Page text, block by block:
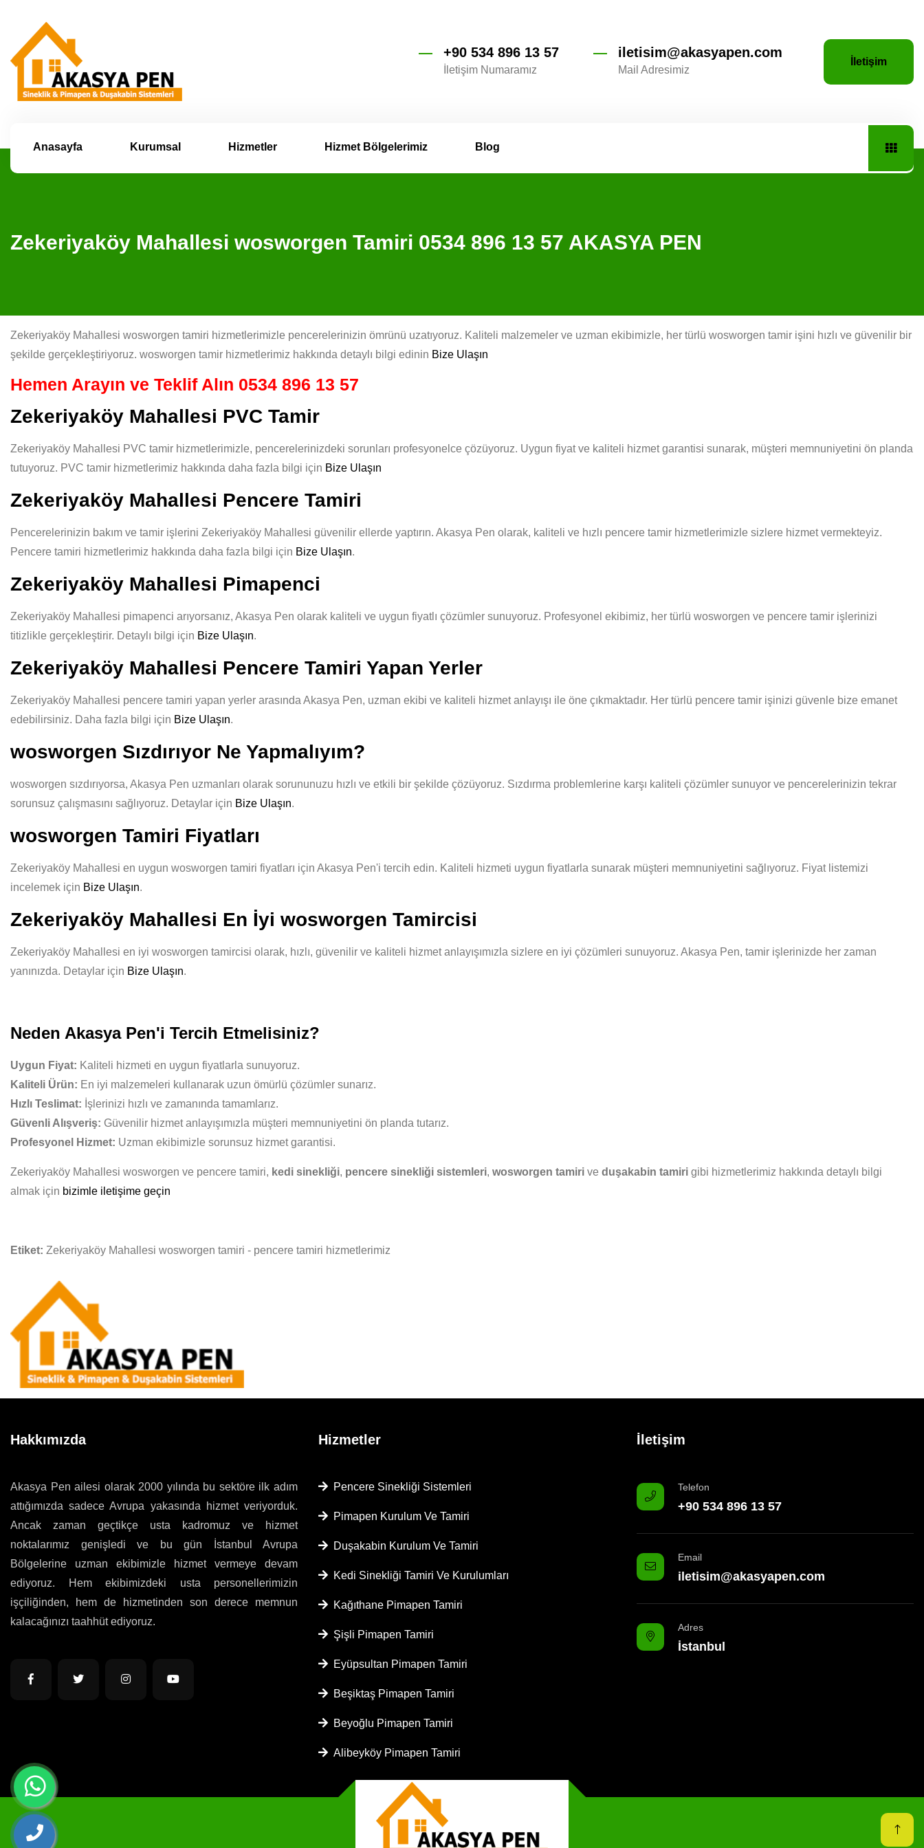
+90 534 896 13 57
İletişim Numaramız
iletisim@akasyapen.com
Mail Adresimiz
İletişim
Anasayfa Kurumsal Hizmetler Hizmet Bölgelerimiz Blog
Zekeriyaköy Mahallesi wosworgen Tamiri 0534 896 13 57 AKASYA PEN
Zekeriyaköy Mahallesi wosworgen tamiri hizmetlerimizle pencerelerinizin ömrünü uzatıyoruz. Kaliteli malzemeler ve uzman ekibimizle, her türlü wosworgen tamir işini hızlı ve güvenilir bir
şekilde gerçekleştiriyoruz. wosworgen tamir hizmetlerimiz hakkında detaylı bilgi edinin Bize Ulaşın
Hemen Arayın ve Teklif Alın 0534 896 13 57
Zekeriyaköy Mahallesi PVC Tamir
Zekeriyaköy Mahallesi PVC tamir hizmetlerimizle, pencerelerinizdeki sorunları profesyonelce çözüyoruz. Uygun fiyat ve kaliteli hizmet garantisi sunarak, müşteri memnuniyetini ön planda
tutuyoruz. PVC tamir hizmetlerimiz hakkında daha fazla bilgi için Bize Ulaşın
Zekeriyaköy Mahallesi Pencere Tamiri
Pencerelerinizin bakım ve tamir işlerini Zekeriyaköy Mahallesi güvenilir ellerde yaptırın. Akasya Pen olarak, kaliteli ve hızlı pencere tamir hizmetlerimizle sizlere hizmet vermekteyiz.
Pencere tamiri hizmetlerimiz hakkında daha fazla bilgi için Bize Ulaşın.
Zekeriyaköy Mahallesi Pimapenci
Zekeriyaköy Mahallesi pimapenci arıyorsanız, Akasya Pen olarak kaliteli ve uygun fiyatlı çözümler sunuyoruz. Profesyonel ekibimiz, her türlü wosworgen ve pencere tamir işlerinizi
titizlikle gerçekleştirir. Detaylı bilgi için Bize Ulaşın.
Zekeriyaköy Mahallesi Pencere Tamiri Yapan Yerler
Zekeriyaköy Mahallesi pencere tamiri yapan yerler arasında Akasya Pen, uzman ekibi ve kaliteli hizmet anlayışı ile öne çıkmaktadır. Her türlü pencere tamir işinizi güvenle bize emanet
edebilirsiniz. Daha fazla bilgi için Bize Ulaşın.
wosworgen Sızdırıyor Ne Yapmalıyım?
wosworgen sızdırıyorsa, Akasya Pen uzmanları olarak sorununuzu hızlı ve etkili bir şekilde çözüyoruz. Sızdırma problemlerine karşı kaliteli çözümler sunuyor ve pencerelerinizin tekrar
sorunsuz çalışmasını sağlıyoruz. Detaylar için Bize Ulaşın.
wosworgen Tamiri Fiyatları
Zekeriyaköy Mahallesi en uygun wosworgen tamiri fiyatları için Akasya Pen'i tercih edin. Kaliteli hizmeti uygun fiyatlarla sunarak müşteri memnuniyetini sağlıyoruz. Fiyat listemizi
incelemek için Bize Ulaşın.
Zekeriyaköy Mahallesi En İyi wosworgen Tamircisi
Zekeriyaköy Mahallesi en iyi wosworgen tamircisi olarak, hızlı, güvenilir ve kaliteli hizmet anlayışımızla sizlere en iyi çözümleri sunuyoruz. Akasya Pen, tamir işlerinizde her zaman
yanınızda. Detaylar için Bize Ulaşın.
Neden Akasya Pen'i Tercih Etmelisiniz?
Uygun Fiyat: Kaliteli hizmeti en uygun fiyatlarla sunuyoruz.
Kaliteli Ürün: En iyi malzemeleri kullanarak uzun ömürlü çözümler sunarız.
Hızlı Teslimat: İşlerinizi hızlı ve zamanında tamamlarız.
Güvenli Alışveriş: Güvenilir hizmet anlayışımızla müşteri memnuniyetini ön planda tutarız.
Profesyonel Hizmet: Uzman ekibimizle sorunsuz hizmet garantisi.
Zekeriyaköy Mahallesi wosworgen ve pencere tamiri, kedi sinekliği, pencere sinekliği sistemleri, wosworgen tamiri ve duşakabin tamiri gibi hizmetlerimiz hakkında detaylı bilgi
almak için bizimle iletişime geçin
Etiket: Zekeriyaköy Mahallesi wosworgen tamiri - pencere tamiri hizmetlerimiz
Hakkımızda
Akasya Pen ailesi olarak 2000 yılında bu sektöre ilk adım
attığımızda sadece Avrupa yakasında hizmet veriyorduk.
Ancak zaman geçtikçe usta kadromuz ve hizmet
noktalarımız genişledi ve bu gün İstanbul Avrupa
Bölgelerine uzman ekibimizle hizmet vermeye devam
ediyoruz. Hem ekibimizdeki usta personellerimizin
işçiliğinden, hem de hizmetinden son derece memnun
kalacağınızı taahhüt ediyoruz.
Hizmetler
Pencere Sinekliği Sistemleri
Pimapen Kurulum Ve Tamiri
Duşakabin Kurulum Ve Tamiri
Kedi Sinekliği Tamiri Ve Kurulumları
Kağıthane Pimapen Tamiri
Şişli Pimapen Tamiri
Eyüpsultan Pimapen Tamiri
Beşiktaş Pimapen Tamiri
Beyoğlu Pimapen Tamiri
Alibeyköy Pimapen Tamiri
İletişim
Telefon
+90 534 896 13 57
Email
iletisim@akasyapen.com
Adres
İstanbul